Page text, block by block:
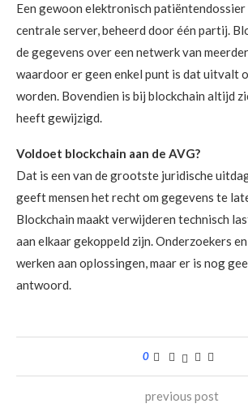
Een gewoon elektronisch patiëntendossier
centrale server, beheerd door één partij.
de gegevens over een netwerk van
waardoor er geen enkel punt is dat uitvalt
worden. Bovendien is bij blockchain altijd
heeft gewijzigd.
Voldoet blockchain aan de AVG?
Dat is een van de grootste juridische
geeft mensen het recht om gegevens te
Blockchain maakt verwijderen technisch
aan elkaar gekoppeld zijn. Onderzoekers
werken aan oplossingen, maar er is nog
antwoord.
0
previous post